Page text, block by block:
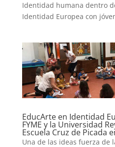
Identidad humana dentro
Identidad Europea con
EducArte en Identidad
FYME y la Universidad
Escuela Cruz de Picada
Una de las ideas fuerza de